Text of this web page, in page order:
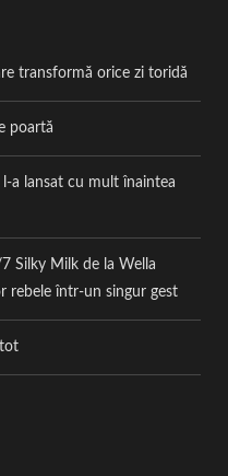
transformă orice zi toridă
poartă
a lansat cu mult înaintea
Silky Milk de la Wella
rebele într-un singur gest